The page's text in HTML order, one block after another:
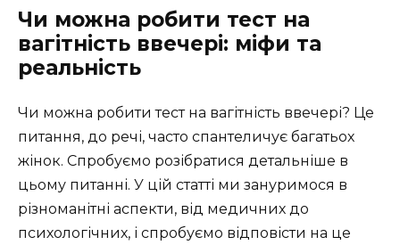
Чи можна робити тест на
вагітність ввечері: міфи та
реальність
Чи можна робити тест на вагітність ввечері? Це
питання, до речі, часто спантеличує багатьох
жінок. Спробуємо розібратися детальніше в
цьому питанні. У цій статті ми зануримося в
різноманітні аспекти, від медичних до
психологічних, і спробуємо відповісти на це